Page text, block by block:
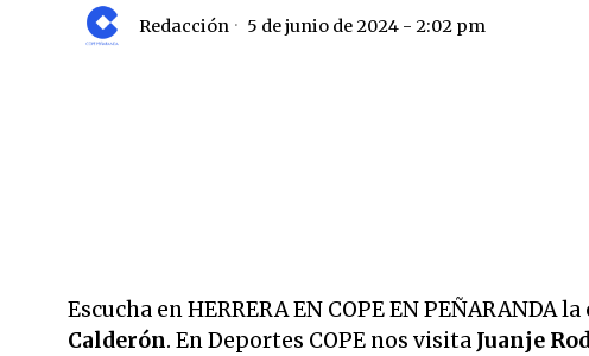
Redacción 5 de junio de 2024 - 2:02 pm
Escucha en HERRERA EN COPE EN PEÑARANDA
Calderón. En Deportes COPE nos visita Juanje